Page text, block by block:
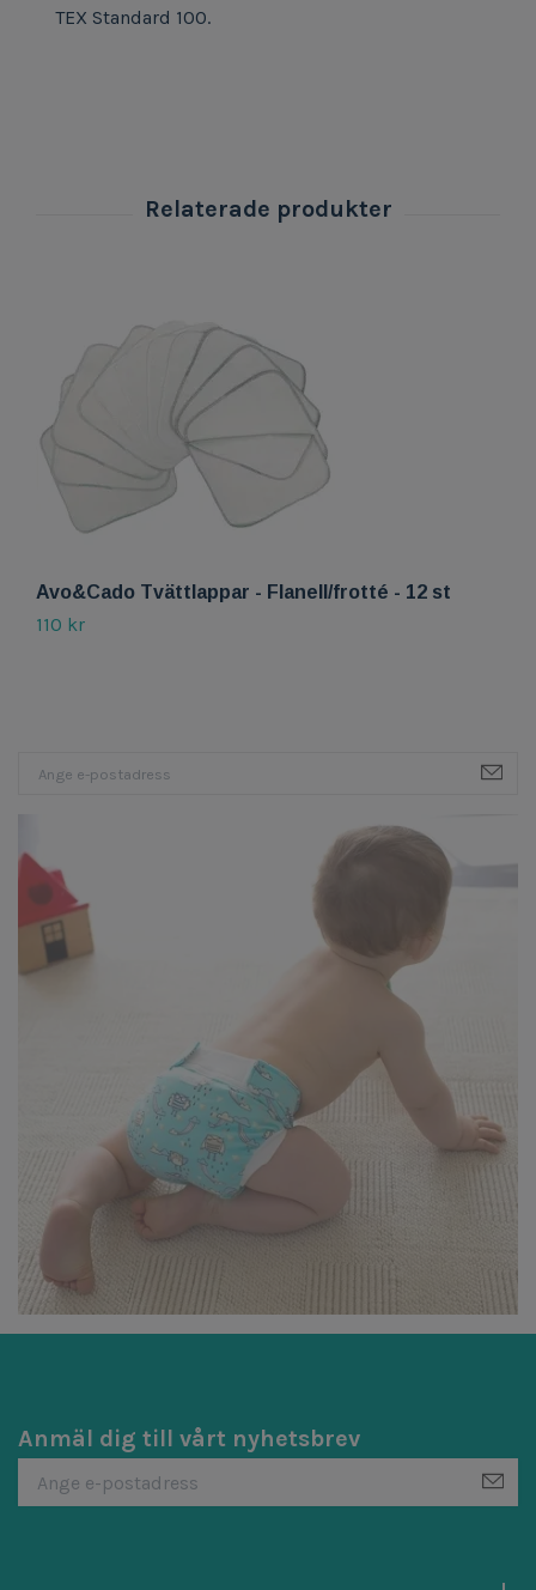
TEX Standard 100.
Avo&Cado Tvättlappar - Flanell/frotté - 12 st
110 kr
Anmäl dig till vårt nyhetsbrev